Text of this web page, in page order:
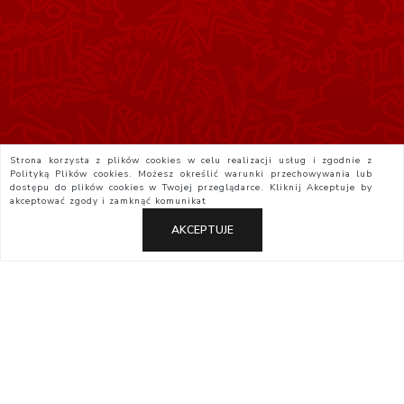
Strona korzysta z plików cookies w celu realizacji usług i zgodnie z
Polityką Plików cookies. Możesz określić warunki przechowywania lub
dostępu do plików cookies w Twojej przeglądarce. KliknijAkceptuje by
akceptować zgody i zamknąć komunikat
AKCEPTUJE